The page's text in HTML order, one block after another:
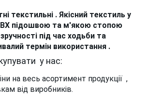
текстильні . Якісний текстиль у
підошвою та м'якою стопою
під час ходьби та
термін використання .
у нас:
на весь асортимент продукції ,
від виробників.